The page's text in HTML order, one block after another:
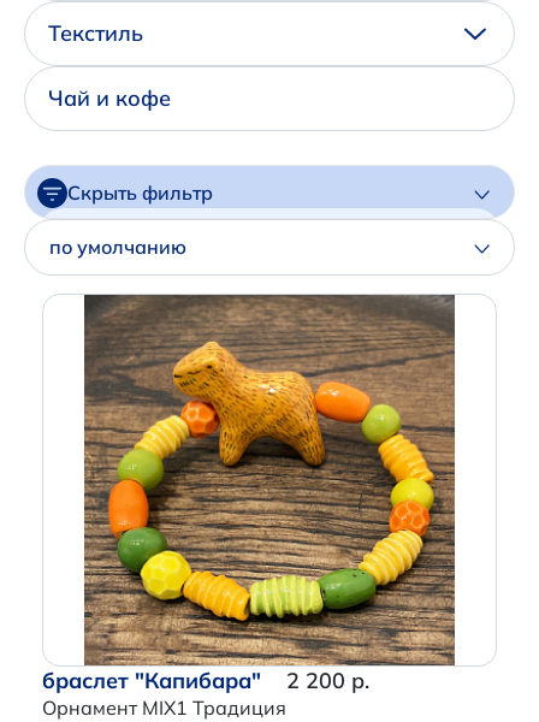
Написать нам в Телеграм
+7 (925) 294-91-85
,
+7 (926) 702-09-76
Текстиль
Чай и кофе
Скрыть фильтр
Артикул
Производитель
по умолчанию
браслет "Капибара"
Орнамент MIX1 Традиция
2 200 р.